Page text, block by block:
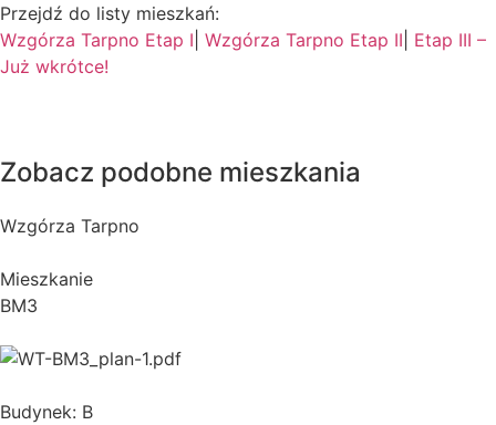
Przejdź do listy mieszkań:
Wzgórza Tarpno Etap I Wzgórza Tarpno Etap II Etap III –
Już wkrótce!
Zobacz podobne mieszkania
Wzgórza Tarpno
Mieszkanie
BM3
Budynek: B